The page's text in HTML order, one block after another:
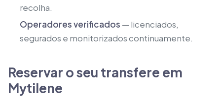
recolha.
Operadores verificados — licenciados,
segurados e monitorizados continuamente.
Reservar o seu transfere em
Mytilene